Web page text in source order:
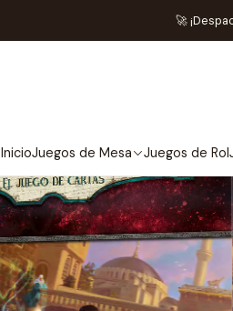
InicioJuegos de Mesa Juegos de Rol
🚀
Juegos de Mesa